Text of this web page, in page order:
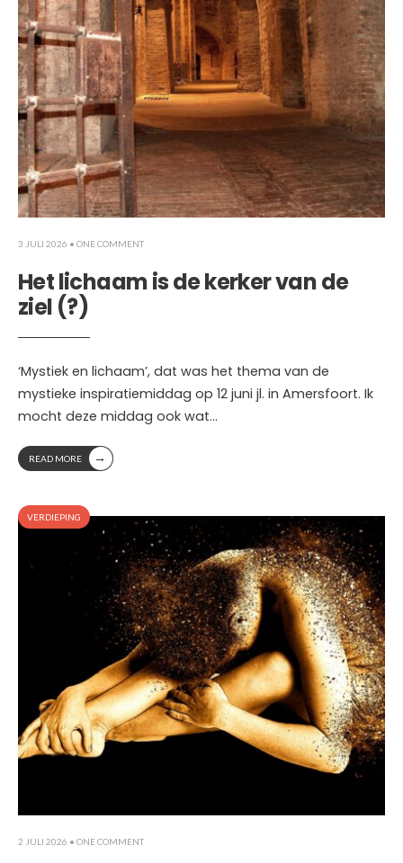
3 JULI 2026 • ONE COMMENT
Het lichaam is de kerker van de
ziel (?)
‘Mystiek en lichaam’, dat was het thema van de
mystieke inspiratiemiddag op 12 juni jl. in Amersfoort. Ik
mocht deze middag ook wat...
READ MORE →
VERDIEPING
2 JULI 2026 • ONE COMMENT